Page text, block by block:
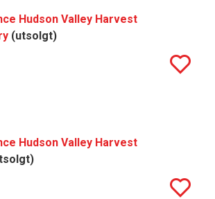
Hudson Valley Harvest
(utsolgt)
Hudson Valley Harvest